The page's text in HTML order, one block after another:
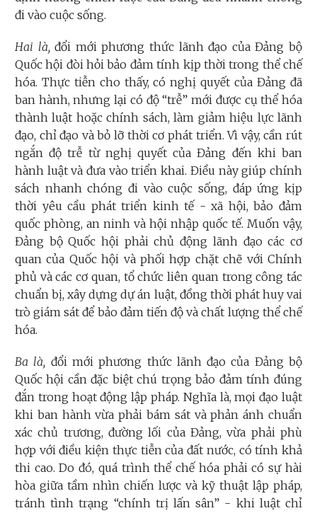
đi vào cuộc sống.
Hai là,đổi mới phương thức lãnh đạo của Đảng bộ
Quốc hội đòi hỏi bảo đảm tính kịp thời trong thể chế
hóa. Thực tiễn cho thấy, có nghị quyết của Đảng đã
ban hành, nhưng lại có độ “trễ” mới được cụ thể hóa
thành luật hoặc chính sách, làm giảm hiệu lực lãnh
đạo, chỉ đạo và bỏ lỡ thời cơ phát triển. Vì vậy, cần rút
ngắn độ trễ từ nghị quyết của Đảng đến khi ban
hành luật và đưa vào triển khai. Điều này giúp chính
sách nhanh chóng đi vào cuộc sống, đáp ứng kịp
thời yêu cầu phát triển kinh tế - xã hội, bảo đảm
quốc phòng, an ninh và hội nhập quốc tế. Muốn vậy,
Đảng bộ Quốc hội phải chủ động lãnh đạo các cơ
quan của Quốc hội và phối hợp chặt chẽ với Chính
phủ và các cơ quan, tổ chức liên quan trong công tác
chuẩn bị, xây dựng dự án luật, đồng thời phát huy vai
trò giám sát để bảo đảm tiến độ và chất lượng thể chế
hóa.
Ba là, đổi mới phương thức lãnh đạo của Đảng bộ
Quốc hội cần đặc biệt chú trọng bảo đảm tính đúng
đắn trong hoạt động lập pháp. Nghĩa là, mọi đạo luật
khi ban hành vừa phải bám sát và phản ánh chuẩn
xác chủ trương, đường lối của Đảng, vừa phải phù
hợp với điều kiện thực tiễn của đất nước, có tính khả
thi cao. Do đó, quá trình thể chế hóa phải có sự hài
hòa giữa tầm nhìn chiến lược và kỹ thuật lập pháp,
tránh tình trạng “chính trị lấn sân” - khi luật chỉ